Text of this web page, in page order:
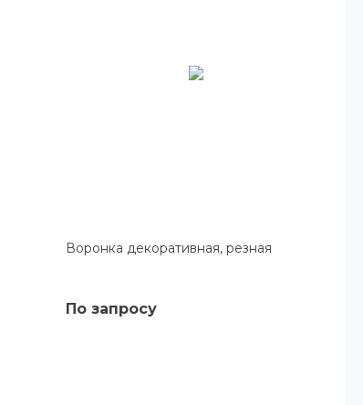
Воронка декоративная, резная
По запросу